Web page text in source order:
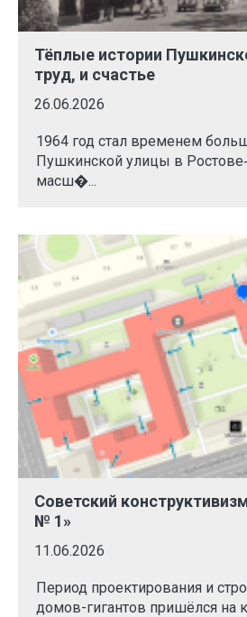
Тёплые истории
труд, и счастье
26.06.2026
1964 год стал временем
Пушкинской улицы в
масш�...
Советский
№ 1»
11.06.2026
Период проектирования и
домов-гигантов пришёлся на